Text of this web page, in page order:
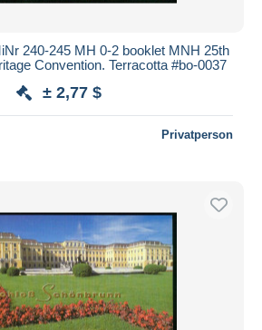
240-245 MH 0-2 booklet MNH 25th
Convention. Terracotta #bo-0037
± 2,77 $
Privatperson